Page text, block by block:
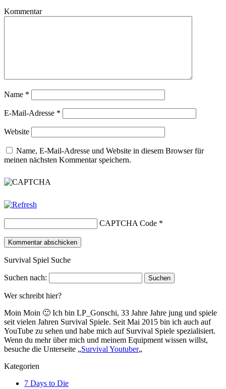
Kommentar
Name *
E-Mail-Adresse *
Website
Name, E-Mail-Adresse und Website in diesem Browser für
meinen nächsten Kommentar speichern.
CAPTCHA Code *
Survival Spiel Suche
Suchen nach:
Wer schreibt hier?
Moin Moin 🙂 Ich bin LP_Gonschi, 33 Jahre Jahre jung und spiele
seit vielen Jahren Survival Spiele. Seit Mai 2015 bin ich auch auf
YouTube zu sehen und habe mich auf Survival Spiele spezialisiert.
Wenn du mehr über mich und meinem Equipment wissen willst,
besuche die Unterseite „Survival Youtuber„
Kategorien
7 Days to Die